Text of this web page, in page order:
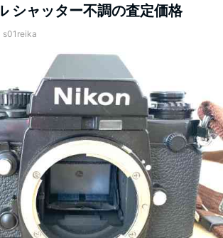
シャッター不調の査定価格
s01reika